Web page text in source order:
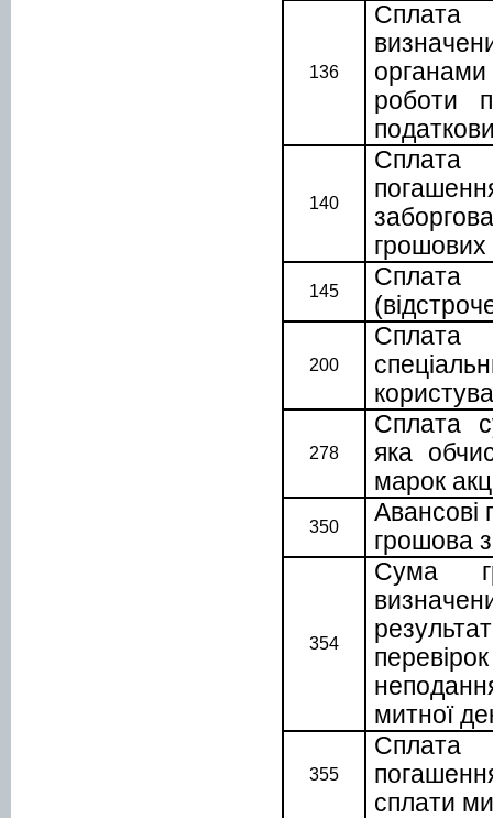
136
Сплата
роботи
140
грошових
145
200
278
Сплата
яка
марок
350
Авансові
грошова
354
Сума
результ
перевірок
митної
355
сплати